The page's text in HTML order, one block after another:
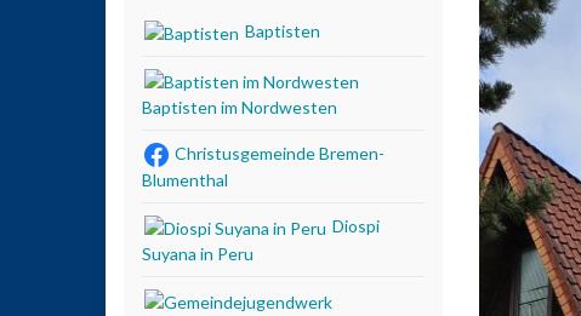
Baptisten
Baptisten im Nordwesten
Christusgemeinde Bremen-
Blumenthal
Diospi
Suyana in Peru